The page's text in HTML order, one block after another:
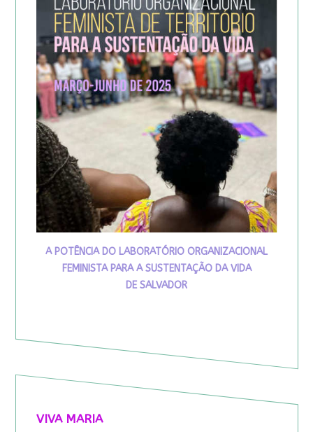
A POTÊNCIA DO LABORATÓRIO ORGANIZACIONAL
FEMINISTA PARA A SUSTENTAÇÃO DA VIDA
DE SALVADOR
VIVA MARIA